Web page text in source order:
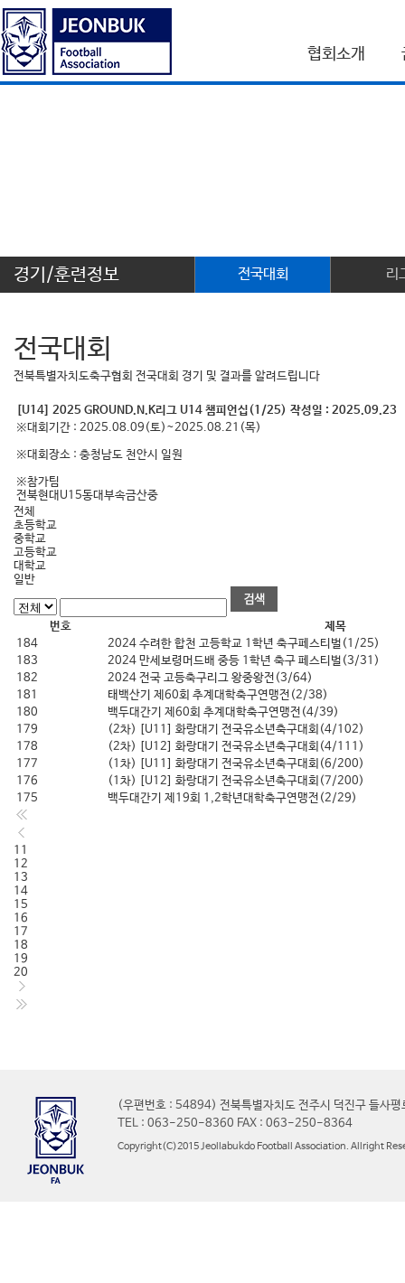
협회소개
경기/훈련정보 전국대회 리
전국대회
전북특별자치도축구협회 전국대회 경기 및 결과를 알려드립니다
[U14] 2025 GROUND.N.K리그 U14 챔피언십(1/25) 작성일 : 2025.09.23
※대회기간 : 2025.08.09(토)~2025.08.21(목)
※대회장소 : 충청남도 천안시 일원
※참가팀
전북현대U15동대부속금산중
전체
초등학교
중학교
고등학교
대학교
일반
번호
제목
184
2024 수려한 합천 고등학교 1학년 축구페스티벌(1/25)
183
2024 만세보령머드배 중등 1학년 축구 페스티벌(3/31)
182
2024 전국 고등축구리그 왕중왕전(3/64)
181
태백산기 제60회 추계대학축구연맹전(2/38)
180
백두대간기 제60회 추계대학축구연맹전(4/39)
179
(2차) [U11] 화랑대기 전국유소년축구대회(4/102)
178
(2차) [U12] 화랑대기 전국유소년축구대회(4/111)
177
(1차) [U11] 화랑대기 전국유소년축구대회(6/200)
176
(1차) [U12] 화랑대기 전국유소년축구대회(7/200)
175
백두대간기 제19회 1,2학년대학축구연맹전(2/29)
11
12
13
14
15
16
17
18
19
20
(우편번호 : 54894) 전북특별자치도 전주시 덕진구 들사
TEL : 063-250-8360 FAX : 063-250-8364
Copyright(C)2015 Jeollabukdo Football Association. Allright